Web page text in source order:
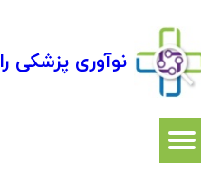
نوآوری پزشکی